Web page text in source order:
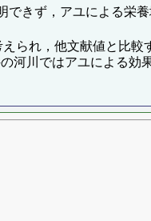
できず，アユによる栄
られ，他文献値と比較
河川ではアユによる効